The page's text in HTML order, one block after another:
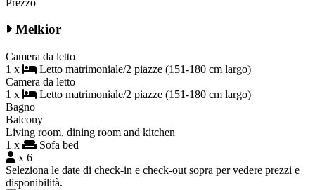
Melkior
Camera da letto
1 x
Letto matrimoniale/2 piazze (151-180 cm largo)
Camera da letto
1 x
Letto matrimoniale/2 piazze (151-180 cm largo)
Bagno
Balcony
Living room, dining room and kitchen
1 x
Sofa bed
x 6
Seleziona le date di check-in e check-out sopra per vedere prezzi e
disponibilità.